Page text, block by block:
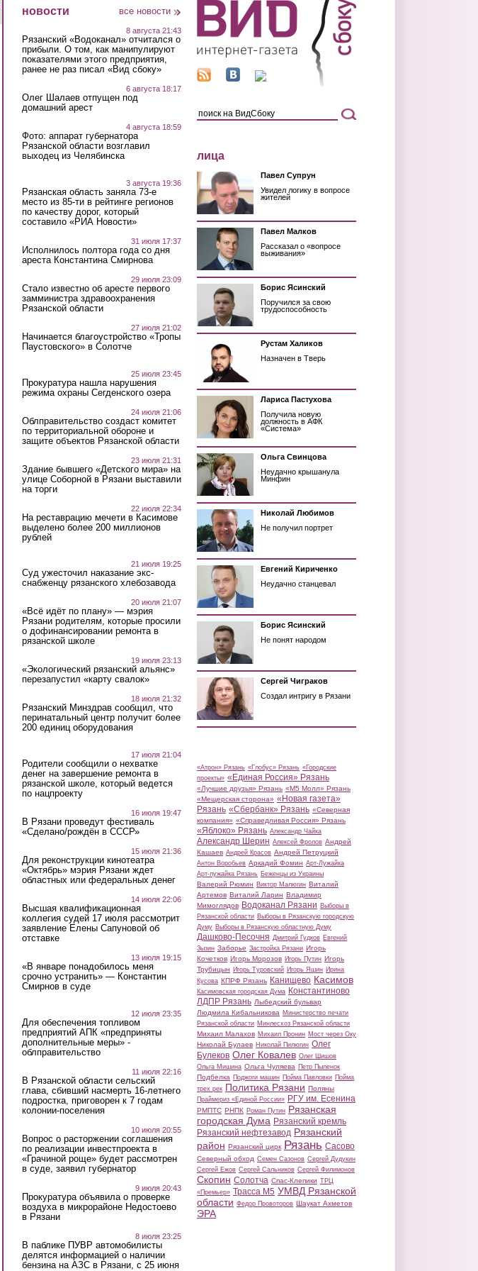
новости все новости
8 августа 21:43
Рязанский «Водоканал» отчитался о
прибыли. О том, как манипулируют
показателями этого предприятия,
ранее не раз писал «Вид сбоку»
6 августа 18:17
Олег Шалаев отпущен под
домашний арест
4 августа 18:59
Фото: аппарат губернатора
Рязанской области возглавил
выходец из Челябинска
3 августа 19:36
Рязанская область заняла 73-е
место из 85-ти в рейтинге регионов
по качеству дорог, который
составило «РИА Новости»
31 июля 17:37
Исполнилось полтора года со дня
ареста Константина Смирнова
29 июля 23:09
Стало известно об аресте первого
замминистра здравоохранения
Рязанской области
27 июля 21:02
Начинается благоустройство «Тропы
Паустовского» в Солотче
25 июля 23:45
Прокуратура нашла нарушения
режима охраны Сегденского озера
24 июля 21:06
Облправительство создаст комитет
по территориальной обороне и
защите объектов Рязанской области
23 июля 21:31
Здание бывшего «Детского мира» на
улице Соборной в Рязани выставили
на торги
22 июля 22:34
На реставрацию мечети в Касимове
выделено более 200 миллионов
рублей
21 июля 19:25
Суд ужесточил наказание экс-
снабженцу рязанского хлебозавода
20 июля 21:07
«Всё идёт по плану» — мэрия
Рязани родителям, которые просили
о дофинансировании ремонта в
рязанской школе
19 июля 23:13
«Экологический рязанский альянс»
перезапустил «карту свалок»
18 июля 21:32
Рязанский Минздрав сообщил, что
перинатальный центр получит более
200 единиц оборудования
17 июля 21:04
Родители сообщили о нехватке
денег на завершение ремонта в
рязанской школе, который ведется
по нацпроекту
16 июля 19:47
В Рязани проведут фестиваль
«Сделано/рождён в СССР»
15 июля 21:36
Для реконструкции кинотеатра
«Октябрь» мэрия Рязани ждет
областных или федеральных денег
14 июля 22:06
Высшая квалификационная
коллегия судей 17 июля рассмотрит
заявление Елены Сапуновой об
отставке
13 июля 19:15
«В январе понадобилось меня
срочно устранить» — Константин
Смирнов в суде
12 июля 23:35
Для обеспечения топливом
предприятий АПК «предприняты
дополнительные меры» -
облправительство
11 июля 22:16
В Рязанской области сельский
глава, сбивший насмерть 16-летнего
подростка, приговорен к 7 годам
колонии-поселения
10 июля 20:55
Вопрос о расторжении соглашения
по реализации инвестпроекта в
«Грачиной роще» будет рассмотрен
в суде, заявил губернатор
9 июля 20:43
Прокуратура объявила о проверке
воздуха в микрорайоне Недостоево
в Рязани
8 июля 23:25
В паблике ПУВР автомобилисты
делятся информацией о наличии
бензина на АЗС в Рязани, с 25 июня
лица
Павел Супрун
Увидел логику в вопросе
жителей
Павел Малков
Рассказал о «вопросе
выживания»
Борис Ясинский
Поручился за свою
трудоспособность
Рустам Халиков
Назначен в Тверь
Лариса Пастухова
Получила новую
должность в АФК
«Система»
Ольга Свинцова
Неудачно крышанула
Минфин
Николай Любимов
Не получил портрет
Евгений Кириченко
Неудачно станцевал
Борис Ясинский
Не понят народом
Сергей Чиграков
Создал интригу в Рязани
«Атрон» Рязань «Глобус» Рязань «Городские
проекты» «Единая Россия» Рязань
«Лучшие друзья» Рязань «М5 Молл» Рязань
«Мещерская сторона» «Новая газета»
Рязань «Сбербанк» Рязань «Северная
компания» «Справедливая Россия» Рязань
«Яблоко» Рязань Александр Чайка
Александр Шерин Алексей Фролов Андрей
Кашаев Андрей Красов Андрей Петруцкий
Антон Воробьев Аркадий Фомин Арт-Лужайка
Арт-лужайка Рязань Беженцы из Украины
Валерий Рюмин Виктор Малюгин Виталий
Артемов Виталий Ларин Владимир
Мимоглядов Водоканал Рязани Выборы в
Рязанской области Выборы в Рязанскую городскую
Думу Выборы в Рязанскую областную Думу
Дашково-Песочня Дмитрий Гудков Евгений
Зызин Заборье Застройка Рязани Игорь
Кочетков Игорь Морозов Игорь Путин Игорь
Трубицын Игорь Туровский Игорь Яшин Ирина
Кусова КПРФ Рязань Канищево Касимов
Касимовская городская Дума Константиново
ЛДПР Рязань Лыбедский бульвар
Людмила Кибальникова Министерство печати
Рязанской области Минлесхоз Рязанской области
Михаил Малахов Михаил Пронин Мост через Оку
Николай Булаев Николай Пилюгин Олег
Булеков Олег Ковалев Олег Шишов
Ольга Мишина Ольга Чуляева Петр Пыленок
Подбелка Поджоги машин Пойма Павловки Пойма
трех рек Политика Рязани Поляны
Праймериз «Единой России» РГУ им. Есенина
РМПТС РНПК Роман Путин Рязанская
городская Дума Рязанский кремль
Рязанский нефтезавод Рязанский
район Рязанский цирк Рязань Сасово
Северный обход Семен Сазонов Сергей Дудукин
Сергей Ежов Сергей Сальников Сергей Филимонов
Скопин Солотча Спас-Клепики ТРЦ
«Премьер» Трасса М5 УМВД Рязанской
области Федор Провоторов Шаукат Ахметов
ЭРА